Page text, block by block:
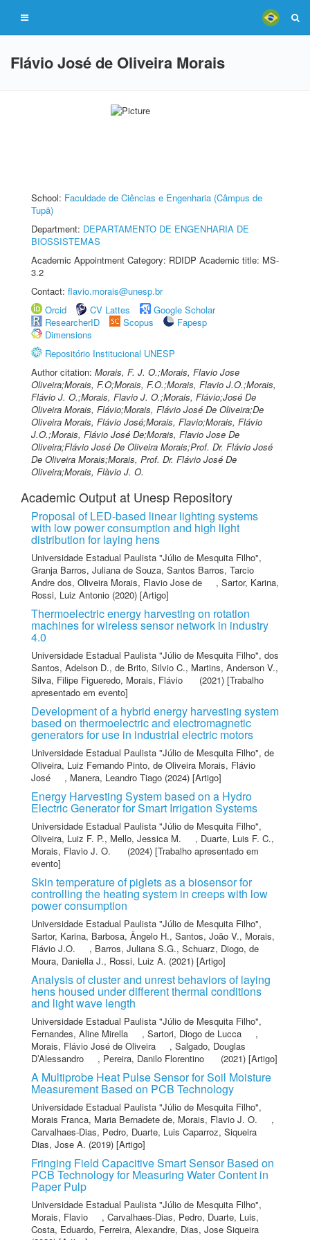
Flávio José de Oliveira Morais
School: Faculdade de Ciências e Engenharia (Câmpus de
Tupã)
Department: DEPARTAMENTO DE ENGENHARIA DE
BIOSSISTEMAS
Academic Appointment Category: RDIDP Academic title: MS-
3.2
Contact: flavio.morais@unesp.br
Orcid
CV Lattes
Google Scholar
ResearcherID
Scopus
Fapesp
Dimensions
Repositório Institucional UNESP
Author citation: Morais, F. J. O.;Morais, Flavio Jose
Oliveira;Morais, F.O;Morais, F.O.;Morais, Flavio J.O.;Morais,
Flávio J. O.;Morais, Flavio J. O.;Morais, Flávio;José De
Oliveira Morais, Flávio;Morais, Flávio José De Oliveira;De
Oliveira Morais, Flávio José;Morais, Flavio;Morais, Flávio
J.O.;Morais, Flávio José De;Morais, Flavio Jose De
Oliveira;Flávio José De Oliveira Morais;Prof. Dr. Flávio José
De Oliveira Morais;Morais, Prof. Dr. Flávio José De
Oliveira;Morais, Flàvio J. O.
Academic Output at Unesp Repository
Proposal of LED-based linear lighting systems
with low power consumption and high light
distribution for laying hens
Universidade Estadual Paulista "Júlio de Mesquita Filho",
Granja Barros, Juliana de Souza, Santos Barros, Tarcio
Andre dos, Oliveira Morais, Flavio Jose de , Sartor, Karina,
Rossi, Luiz Antonio (2020) [Artigo]
Thermoelectric energy harvesting on rotation
machines for wireless sensor network in industry
4.0
Universidade Estadual Paulista "Júlio de Mesquita Filho", dos
Santos, Adelson D., de Brito, Silvio C., Martins, Anderson V.,
Silva, Filipe Figueredo, Morais, Flávio
(2021) [Trabalho
apresentado em evento]
Development of a hybrid energy harvesting system
based on thermoelectric and electromagnetic
generators for use in industrial electric motors
Universidade Estadual Paulista "Júlio de Mesquita Filho", de
Oliveira, Luiz Fernando Pinto, de Oliveira Morais, Flávio
José
, Manera, Leandro Tiago (2024) [Artigo]
Energy Harvesting System based on a Hydro
Electric Generator for Smart Irrigation Systems
Universidade Estadual Paulista "Júlio de Mesquita Filho",
Oliveira, Luiz F. P., Mello, Jessica M. , Duarte, Luis F. C.,
Morais, Flavio J. O.
(2024) [Trabalho apresentado em
evento]
Skin temperature of piglets as a biosensor for
controlling the heating system in creeps with low
power consumption
Universidade Estadual Paulista "Júlio de Mesquita Filho",
Sartor, Karina, Barbosa, Ângelo H., Santos, João V., Morais,
Flávio J.O.
, Barros, Juliana S.G., Schuarz, Diogo, de
Moura, Daniella J., Rossi, Luiz A. (2021) [Artigo]
Analysis of cluster and unrest behaviors of laying
hens housed under different thermal conditions
and light wave length
Universidade Estadual Paulista "Júlio de Mesquita Filho",
Fernandes, Aline Mirella
, Sartori, Diogo de Lucca
,
Morais, Flávio José de Oliveira
, Salgado, Douglas
D’Alessandro
, Pereira, Danilo Florentino (2021) [Artigo]
A Multiprobe Heat Pulse Sensor for Soil Moisture
Measurement Based on PCB Technology
Universidade Estadual Paulista "Júlio de Mesquita Filho",
Morais Franca, Maria Bernadete de, Morais, Flavio J. O.
,
Carvalhaes-Dias, Pedro, Duarte, Luis Caparroz, Siqueira
Dias, Jose A. (2019) [Artigo]
Fringing Field Capacitive Smart Sensor Based on
PCB Technology for Measuring Water Content in
Paper Pulp
Universidade Estadual Paulista "Júlio de Mesquita Filho",
Morais, Flavio
, Carvalhaes-Dias, Pedro, Duarte, Luis,
Costa, Eduardo, Ferreira, Alexandre, Dias, Jose Siqueira